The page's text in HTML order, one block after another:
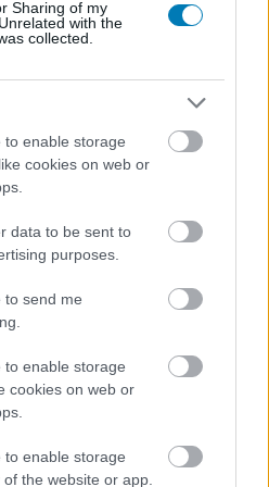
Sharing of my
with the
collected.
to enable storage
cookies on web or
data to be sent to
purposes.
to send me
to enable storage
cookies on web or
to enable storage
the website or app.
a galaxist és sikeresen
elől, de most az ártatlanságát
nem egy emberi bíróság,
előtt. A New York
legújabb sci-fi thrillere,
Angelesében játszódik, ahol
Raven nyomozó segített
amely 90 percet ad a
ártatlanságukat - most
vádlottak padjára felesége
Az ítéletet egy hideg,
Ferguson alakít) hozza